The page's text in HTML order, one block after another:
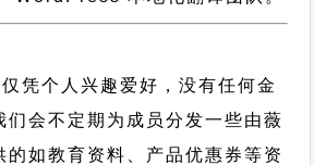
凭个人兴趣爱好，没有任何金
们会不定期为成员分发一些由薇
的如教育资料、产品优惠券等资